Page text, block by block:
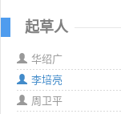
起草人
华绍广
李培亮
周卫平